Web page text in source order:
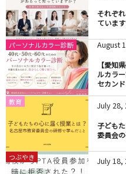
それぞ
ていま
パーソナルカラー診断 August 1
【愛知
ルカラ
セカン
教育 July 28,
子ども
委員会
つぶやき July 18,